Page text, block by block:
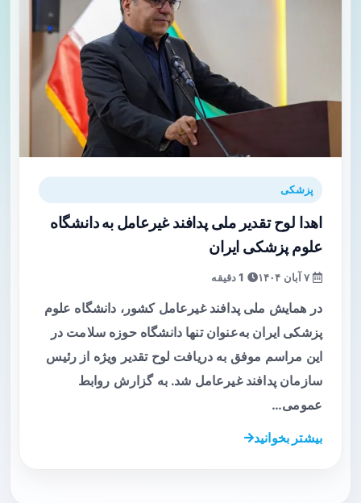
پزشکی
اهدا لوح تقدیر ملی پدافند غیرعامل به دانشگاه
علوم پزشکی ایران
در همایش ملی پدافند غیرعامل کشور، دانشگاه علوم
پزشکی ایران به‌عنوان تنها دانشگاه حوزه سلامت در
این مراسم موفق به دریافت لوح تقدیر ویژه از رئیس
سازمان پدافند غیرعامل شد. به گزارش روابط
عمومی…
بیشتر بخوانید